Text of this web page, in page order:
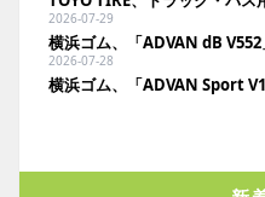
2026-07-29
2026-07-28